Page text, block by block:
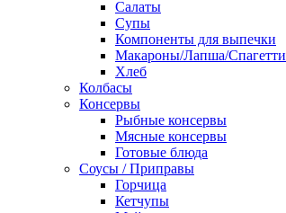
Салаты
Супы
Компоненты для выпечки
Макароны/Лапша/Спагетти
Хлеб
Колбасы
Консервы
Рыбные консервы
Мясные консервы
Готовые блюда
Соусы / Приправы
Горчица
Кетчупы